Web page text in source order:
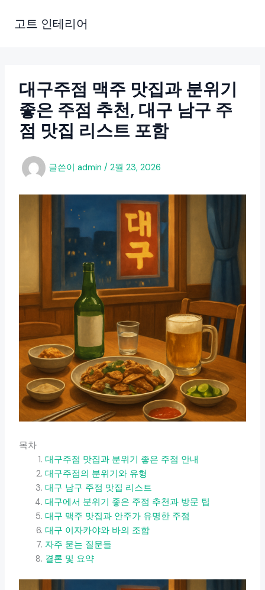
고트 인테리어
대구주점 맥주 맛집과 분위기
좋은 주점 추천, 대구 남구 주
점 맛집 리스트 포함
글쓴이 admin / 2월 23, 2026
목차
대구주점 맛집과 분위기 좋은 주점 안내
대구주점의 분위기와 유형
대구 남구 주점 맛집 리스트
대구에서 분위기 좋은 주점 추천과 방문 팁
대구 맥주 맛집과 안주가 유명한 주점
대구 이자카야와 바의 조합
자주 묻는 질문들
결론 및 요약